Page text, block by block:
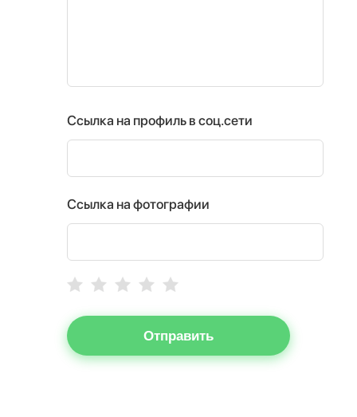
Ссылка на профиль в соц.сети
Ссылка на фотографии
Отправить